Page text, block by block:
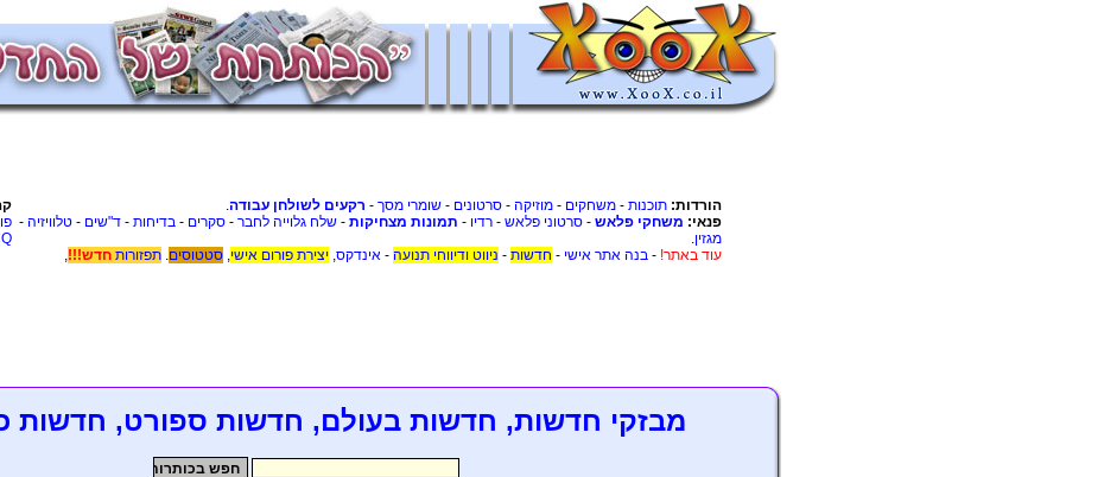
הורדות: תוכנות - משחקים - מוזיקה - סרטונים - שומרי מסך - רקעים לשולחן עבודה.
פנאי: משחקי פלאש - סרטוני פלאש - רדיו - תמונות מצחיקות - שלח גלוייה לחבר - סקרים - בדיחות - ד"שים - טלוויזיה -
מגזין.
עוד באתר! - בנה אתר אישי - חדשות - ניווט ודיווחי תנועה - אינדקס, יצירת פורום אישי, סטטוסים. תפזורות חדש!!!,
מבזקי חדשות, חדשות בעולם, חדשות ספורט, חדשות